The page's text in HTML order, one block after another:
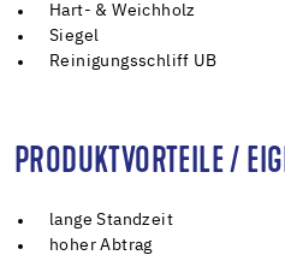
Hart- & Weichholz
Siegel
Reinigungsschliff UB
PRODUKTVORTEILE /
lange Standzeit
hoher Abtrag